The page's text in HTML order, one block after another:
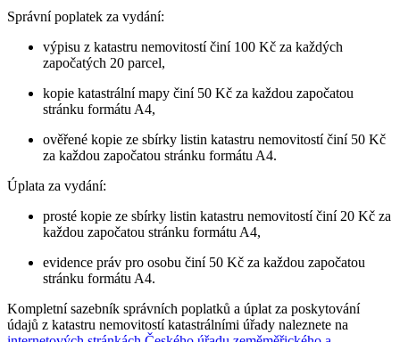
Správní poplatek za vydání:
výpisu z katastru nemovitostí činí 100 Kč za každých
započatých 20 parcel,
kopie katastrální mapy činí 50 Kč za každou započatou
stránku formátu A4,
ověřené kopie ze sbírky listin katastru nemovitostí činí 50 Kč
za každou započatou stránku formátu A4.
Úplata za vydání:
prosté kopie ze sbírky listin katastru nemovitostí činí 20 Kč za
každou započatou stránku formátu A4,
evidence práv pro osobu činí 50 Kč za každou započatou
stránku formátu A4.
Kompletní sazebník správních poplatků a úplat za poskytování
údajů z katastru nemovitostí katastrálními úřady naleznete na